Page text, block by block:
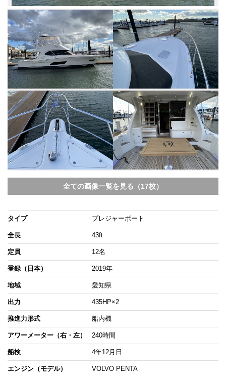
全ての画像一覧を見る（17枚）
タイプ プレジャーボート
全長 43ft
定員 12名
登録（日本） 2019年
地域 愛知県
出力 435HP×2
推進力形式 船内機
アワーメーター（右・左） 240時間
船検 4年12月日
エンジン（モデル） VOLVO PENTA